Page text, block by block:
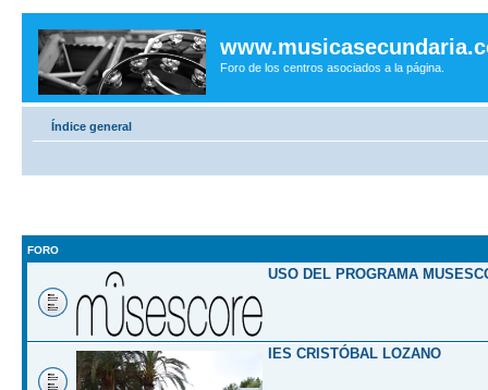
Foro de los centros asociados a la página.
Índice general
FORO
USO DEL PROGRAMA
IES CRISTÓBAL LOZANO